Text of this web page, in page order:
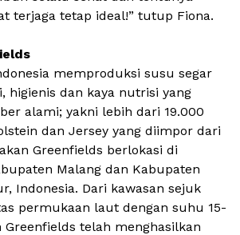
terjaga tetap ideal!” tutup Fiona.
memproduksi susu segar
higienis dan kaya nutrisi yang
alami; yakni lebih dari 19.000
dan Jersey yang diimpor dari
Greenfields berlokasi di
Malang dan Kabupaten
Indonesia. Dari kawasan sejuk
permukaan laut dengan suhu 15-
Greenfields telah menghasilkan